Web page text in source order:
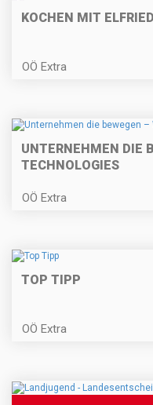
KOCHEN MIT
OÖ Extra
UNTERNEHMEN DIE
TECHNOLOGIES
OÖ Extra
TOP TIPP
OÖ Extra